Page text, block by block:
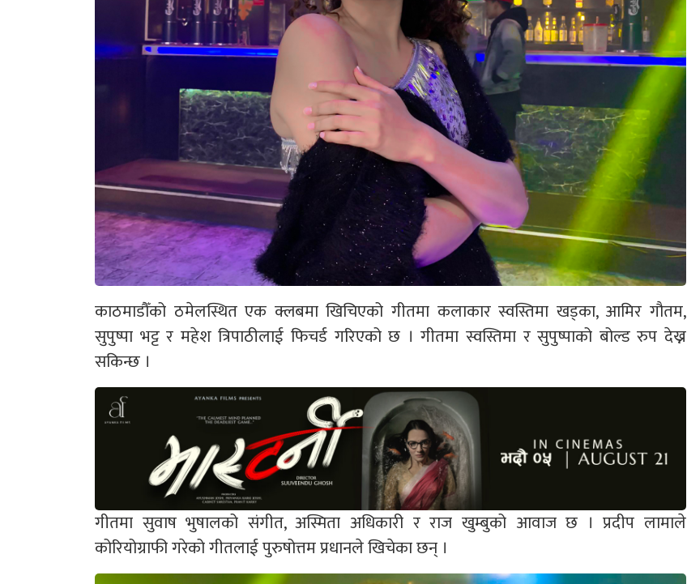
काठमाडौँको ठमेलस्थित एक क्लबमा खिचिएको गीतमा कलाकार स्वस्तिमा खड्का, आमिर गौतम,
सुपुष्पा भट्ट र महेश त्रिपाठीलाई फिचर्ड गरिएको छ । गीतमा स्वस्तिमा र सुपुष्पाको बोल्ड रुप देख्न
सकिन्छ ।
गीतमा सुवाष भुषालको संगीत, अस्मिता अधिकारी र राज खुम्बुको आवाज छ । प्रदीप लामाले
कोरियोग्राफी गरेको गीतलाई पुरुषोत्तम प्रधानले खिचेका छन् ।